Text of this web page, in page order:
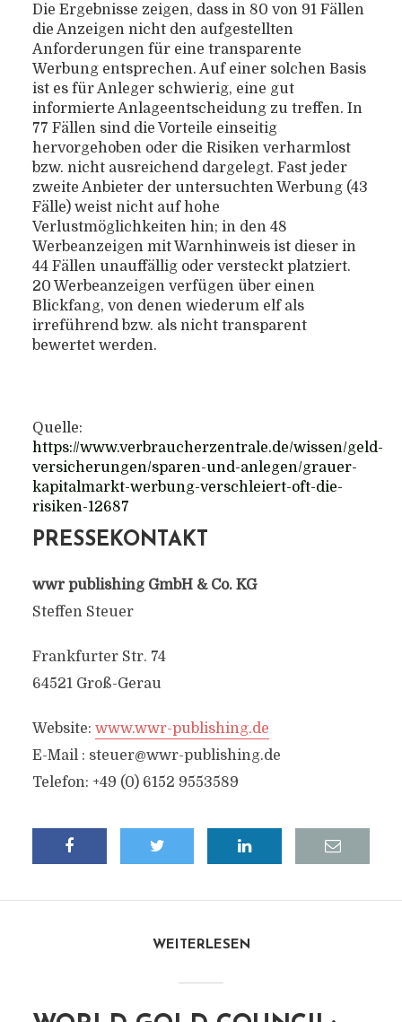
Die Ergebnisse zeigen, dass in 80 von 91 Fällen
die Anzeigen nicht den aufgestellten
Anforderungen für eine transparente
Werbung entsprechen. Auf einer solchen Basis
ist es für Anleger schwierig, eine gut
informierte Anlageentscheidung zu treffen. In
77 Fällen sind die Vorteile einseitig
hervorgehoben oder die Risiken verharmlost
bzw. nicht ausreichend dargelegt. Fast jeder
zweite Anbieter der untersuchten Werbung (43
Fälle) weist nicht auf hohe
Verlustmöglichkeiten hin; in den 48
Werbeanzeigen mit Warnhinweis ist dieser in
44 Fällen unauffällig oder versteckt platziert.
20 Werbeanzeigen verfügen über einen
Blickfang, von denen wiederum elf als
irreführend bzw. als nicht transparent
bewertet werden.
Quelle:
https://www.verbraucherzentrale.de/wissen/geld-
versicherungen/sparen-und-anlegen/grauer-
kapitalmarkt-werbung-verschleiert-oft-die-
risiken-12687
PRESSEKONTAKT
wwr publishing GmbH & Co. KG
Steffen Steuer
Frankfurter Str. 74
64521 Groß-Gerau
Website: www.wwr-publishing.de
E-Mail : steuer@wwr-publishing.de
Telefon: +49 (0) 6152 9553589
WEITERLESEN